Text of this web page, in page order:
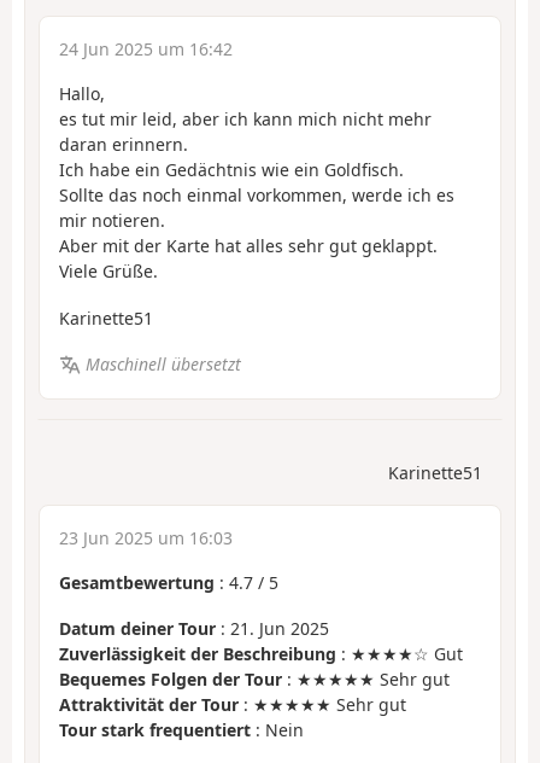
24 Jun 2025 um 16:42
Hallo,
es tut mir leid, aber ich kann mich nicht mehr
daran erinnern.
Ich habe ein Gedächtnis wie ein Goldfisch.
Sollte das noch einmal vorkommen, werde ich es
mir notieren.
Aber mit der Karte hat alles sehr gut geklappt.
Viele Grüße.
Karinette51
Maschinell übersetzt
Karinette51
23 Jun 2025 um 16:03
Gesamtbewertung : 4.7 / 5
Datum deiner Tour : 21. Jun 2025
Zuverlässigkeit der Beschreibung : ★★★★☆ Gut
Bequemes Folgen der Tour : ★★★★★ Sehr gut
Attraktivität der Tour : ★★★★★ Sehr gut
Tour stark frequentiert : Nein